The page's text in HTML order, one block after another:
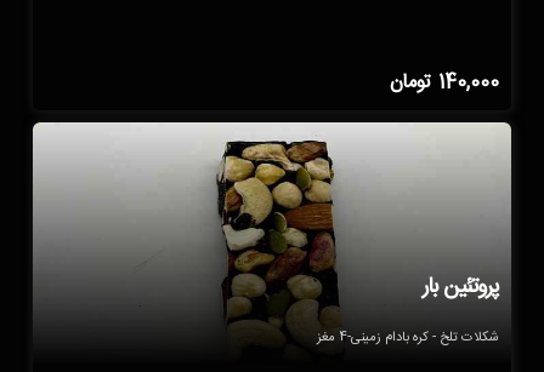
140,000 تومان
پروتئین بار
شکلات تلخ - کره بادام زمینی-4 مغز